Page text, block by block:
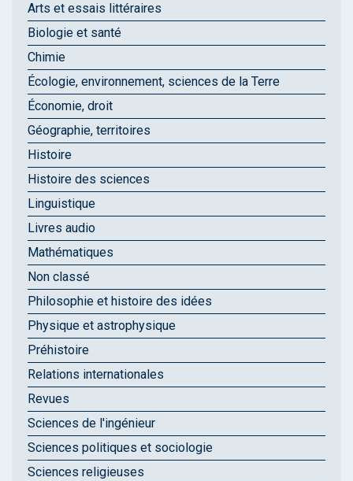
Arts et essais littéraires
Biologie et santé
Chimie
Écologie, environnement, sciences de la Terre
Économie, droit
Géographie, territoires
Histoire
Histoire des sciences
Linguistique
Livres audio
Mathématiques
Non classé
Philosophie et histoire des idées
Physique et astrophysique
Préhistoire
Relations internationales
Revues
Sciences de l'ingénieur
Sciences politiques et sociologie
Sciences religieuses